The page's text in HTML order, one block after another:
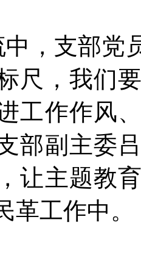
，支部党
尺，我们
工作作风
部副主委
让主题教
革工作中。